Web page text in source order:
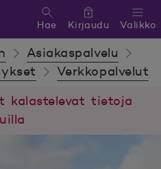
Valikko
Hae Kirjaudu
Asiakaspalvelu
Verkkopalvelut
kalastelevat tietoja